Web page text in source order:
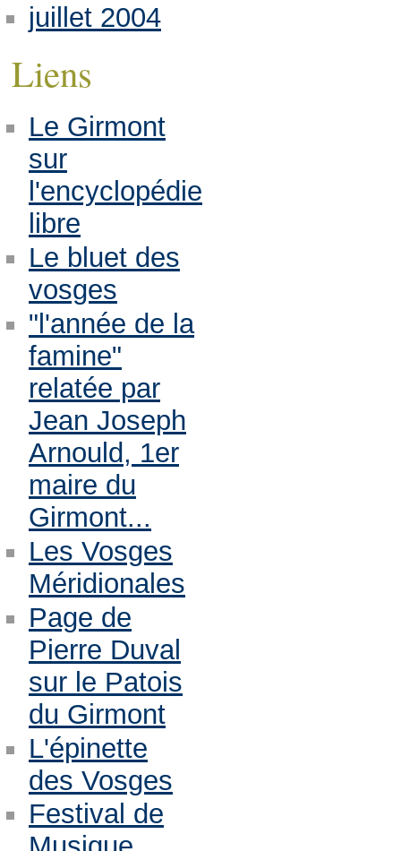
juillet 2004
Liens
Le Girmont
sur
l'encyclopédie
libre
Le bluet des
vosges
"l'année de la
famine"
relatée par
Jean Joseph
Arnould, 1er
maire du
Girmont...
Les Vosges
Méridionales
Page de
Pierre Duval
sur le Patois
du Girmont
L'épinette
des Vosges
Festival de